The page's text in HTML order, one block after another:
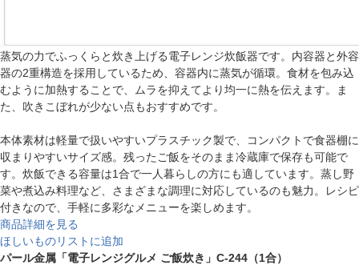
蒸気の力でふっくらと炊き上げる電子レンジ炊飯器です。内容器と外容
器の2重構造を採用しているため、容器内に蒸気が循環。食材を包み込
むように加熱することで、ムラを抑えてより均一に熱を伝えます。ま
た、吹きこぼれが少ない点もおすすめです。
本体素材は軽量で扱いやすいプラスチック製で、コンパクトで食器棚に
収まりやすいサイズ感。残ったご飯をそのまま冷蔵庫で保存も可能で
す。炊飯できる容量は1合で一人暮らしの方にも適しています。蒸し野
菜や煮込み料理など、さまざまな調理に対応しているのも魅力。レシピ
付きなので、手軽に多彩なメニューを楽しめます。
商品詳細を見る
ほしいものリストに追加
パール金属「電子レンジグルメ ご飯炊き」C-244（1合）